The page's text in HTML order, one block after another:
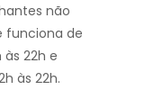
não
funciona de
às 22h e
às 22h.